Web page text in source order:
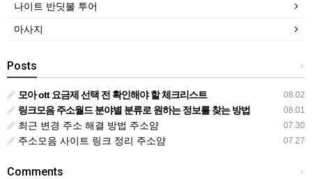
나이트 반딧불 투어
마사지
+
Posts
08.02
모아 ott 요금제 선택 전 확인해야 할 체크리스트
08.01
링크모음 주소월드 분야별 분류로 원하는 정보를 찾는 방법
07.30
최근 변경 주소 해결 방법 주소얌
07.27
주소모음 사이트 링크 정리 주소얌
+
Comments